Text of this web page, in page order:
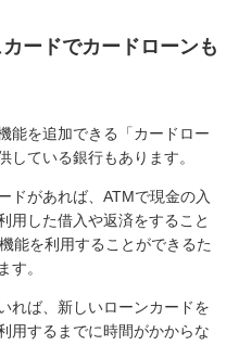
ードでカードローンも
能を追加できる「カードロー
している銀行もあります。
ドがあれば、ATMで現金の入
用した借入や返済をすること
能を利用することができるた
す。
れば、新しいローンカードを
用するまでに時間がかからな